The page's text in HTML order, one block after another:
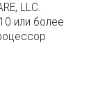
LLC.
или более